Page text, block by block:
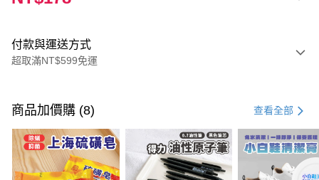
付款與運送方式
超取滿NT$599免運
信用卡一次付款
超商取貨付款
LINE Pay
商品加價購 (8) 查看全部